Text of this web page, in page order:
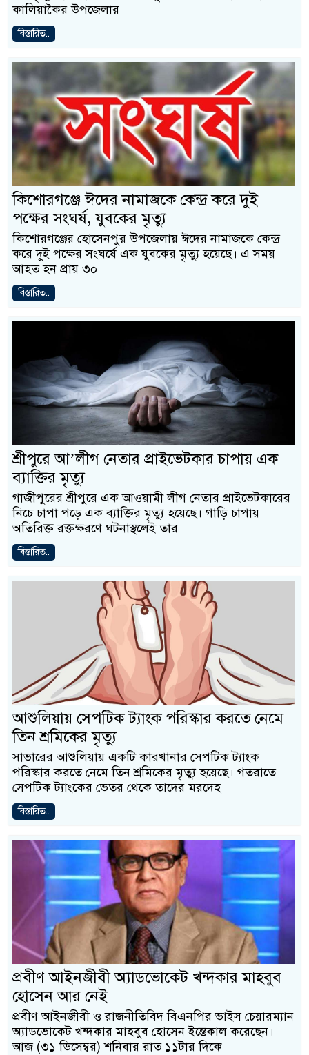
কালিয়াকৈর উপজেলার
বিস্তারিত..
কিশোরগঞ্জে ঈদের নামাজকে কেন্দ্র করে দুই
পক্ষের সংঘর্ষ, যুবকের মৃত্যু
কিশোরগঞ্জের হোসেনপুর উপজেলায় ঈদের নামাজকে কেন্দ্র
করে দুই পক্ষের সংঘর্ষে এক যুবকের মৃত্যু হয়েছে। এ সময়
আহত হন প্রায় ৩০
বিস্তারিত..
শ্রীপুরে আ’লীগ নেতার প্রাইভেটকার চাপায় এক
ব্যাক্তির মৃত্যু
গাজীপুরের শ্রীপুরে এক আওয়ামী লীগ নেতার প্রাইভেটকারের
নিচে চাপা পড়ে এক ব্যাক্তির মৃত্যু হয়েছে। গাড়ি চাপায়
অতিরিক্ত রক্তক্ষরণে ঘটনাস্থলেই তার
বিস্তারিত..
আশুলিয়ায় সেপটিক ট্যাংক পরিস্কার করতে নেমে
তিন শ্রমিকের মৃত্যু
সাভারের আশুলিয়ায় একটি কারখানার সেপটিক ট্যাংক
পরিস্কার করতে নেমে তিন শ্রমিকের মৃত্যু হয়েছে। গতরাতে
সেপটিক ট্যাংকের ভেতর থেকে তাদের মরদেহ
বিস্তারিত..
প্রবীণ আইনজীবী অ্যাডভোকেট খন্দকার মাহবুব
হোসেন আর নেই
প্রবীণ আইনজীবী ও রাজনীতিবিদ বিএনপির ভাইস চেয়ারম্যান
অ্যাডভোকেট খন্দকার মাহবুব হোসেন ইন্তেকাল করেছেন।‌
আজ (৩১ ডিসেম্বর) শনিবার রাত ১১টার দিকে